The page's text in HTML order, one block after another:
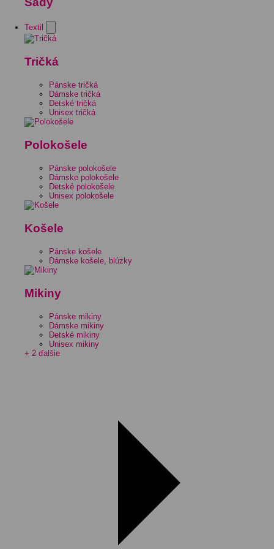
Textil
Tričká
Pánske tričká
Dámske tričká
Detské tričká
Unisex tričká
Polokošele
Pánske polokošele
Dámske polokošele
Detské polokošele
Unisex polokošele
Košele
Pánske košele
Dámske košele, blúzky
Mikiny
Pánske mikiny
Dámske mikiny
Detské mikiny
Unisex mikiny
+ 2 ďalšie